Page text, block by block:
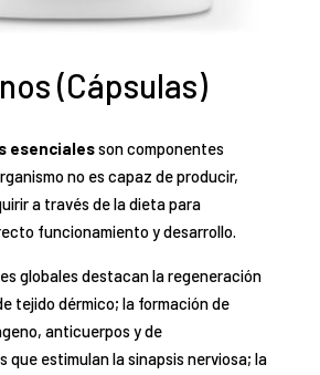
(Cápsulas)
esencialesson componentes
no es capaz de producir,
a través de la dieta para
funcionamiento y desarrollo.
globales destacan la regeneración
tejido dérmico; la formación de
anticuerpos y de
que estimulan la sinapsis nerviosa; la